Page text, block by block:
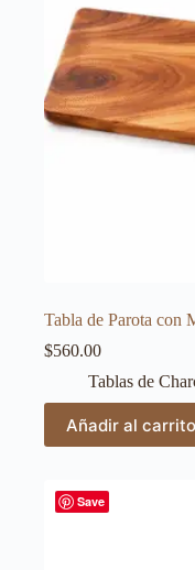
Tabla de Parota con
$560.00
Tablas de
Añadir al carrito
Save